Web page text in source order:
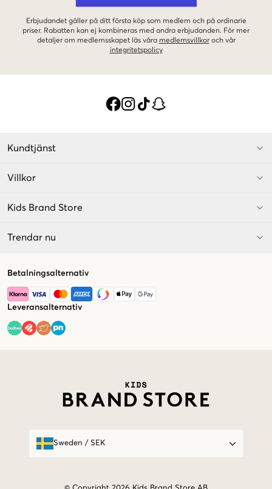
Erbjudandet gäller på ditt första köp som medlem och på ordinarie
priser. Rabatten kan ej kombineras med andra erbjudanden. För mer
detaljer om medlemsskapet läs våra medlemsvillkor och vår
integritetspolicy
Kundtjänst
Villkor
Kids Brand Store
Trendar nu
Betalningsalternativ
Leveransalternativ
Sweden / SEK